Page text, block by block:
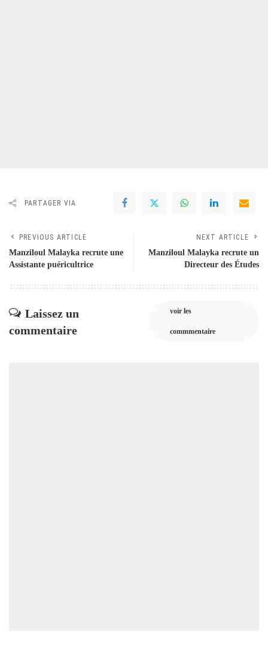
PARTAGER VIA
PREVIOUS ARTICLE
Manziloul Malayka recrute une
Assistante puéricultrice
NEXT ARTICLE
Manziloul Malayka recrute un
Directeur des Études
Laissez un
commentaire
voir les
commmentaire